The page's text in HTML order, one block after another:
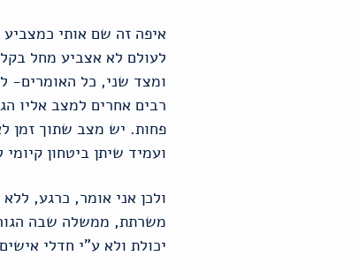
איפה זה שם אותי
לעולם לא אצביע מחל
ומצד שני, כל האומרים-
רבים אחרים למצב אליו
פחות. יש מצב שתוך זמן
ועמיד שיתן ביטחון
ולכן אני אומר, כרגע,
משרתת, ממשלה שבה
יכולת ולא ע"י חדלי